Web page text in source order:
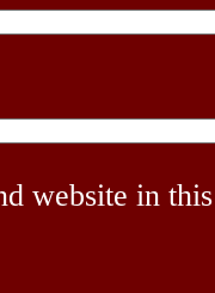
website in